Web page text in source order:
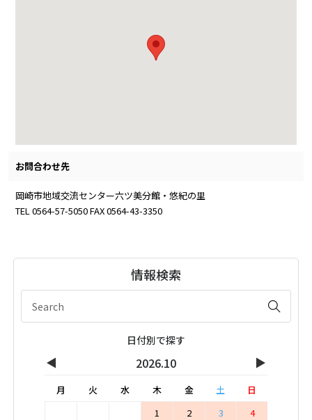
お問合わせ先
岡崎市地域交流センター六ツ美分館・悠紀の里
TEL 0564-57-5050 FAX 0564-43-3350
情報検索
日付別で探す
◀ 2026.10 ▶
月 火 水 木 金 土
日
1
2 3
4